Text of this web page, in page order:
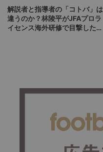
解説者と指導者の「コトバ」は
違うのか？林陵平がJFAプロラ
イセンス海外研修で目撃したド